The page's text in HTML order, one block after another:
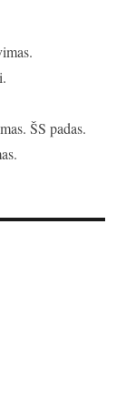
ŠS padas.